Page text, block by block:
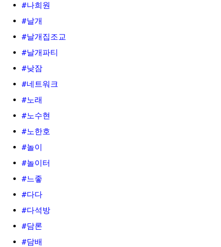
#나희원
#날개
#날개집조교
#날개파티
#낮잠
#네트워크
#노래
#노수현
#노한호
#놀이
#놀이터
#느좋
#다다
#다석방
#담론
#담배